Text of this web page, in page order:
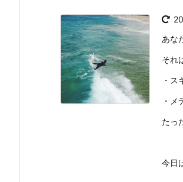
あな
それ
・ス
・メ
たっ
今日